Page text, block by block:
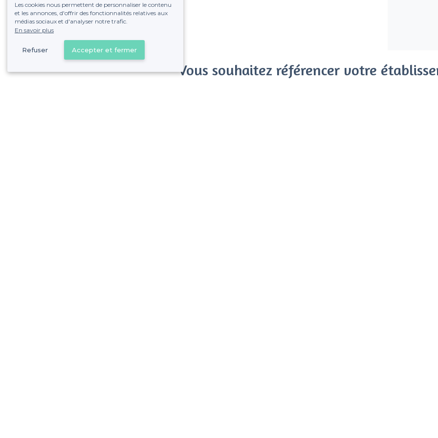
Vous souhaitez référencer votre
Les cookies nous permettent de personnaliser le contenu
et les annonces, d'offrir des fonctionnalités relatives aux
médias sociaux et d'analyser notre trafic.
En savoir plus
Refuser Accepter et fermer